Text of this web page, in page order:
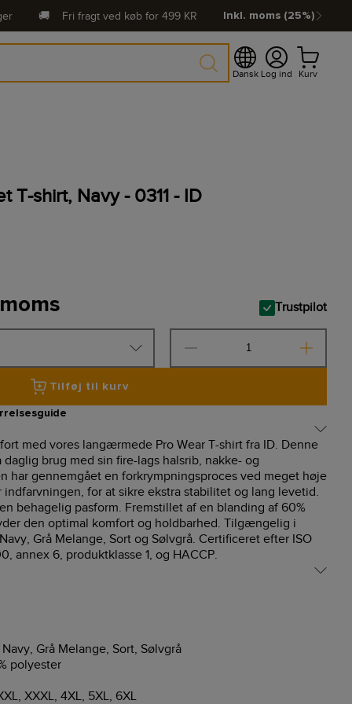
🚚 Fri fragt ved køb for 499 KR Inkl. moms (25%)
Dansk Log ind Kurv
T-shirt, Navy - 0311 - ID
Trustpilot
Tilføj til kurv
med vores langærmede Pro Wear T-shirt fra ID. Denne
brug med sin fire-lags halsrib, nakke- og
har gennemgået en forkrympningsproces ved meget høje
for at sikre ekstra stabilitet og lang levetid.
behagelig pasform. Fremstillet af en blanding af 60%
den optimal komfort og holdbarhed. Tilgængelig i
Grå Melange, Sort og Sølvgrå. Certificeret efter ISO
annex 6, produktklasse 1, og HACCP.
Grå Melange, Sort, Sølvgrå
polyester
XXXL, 4XL, 5XL, 6XL